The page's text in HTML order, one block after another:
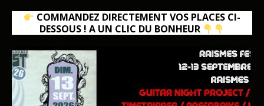
COMMANDEZ DIRECTEMENT VOS PLACES CI-
DESSOUS ! A UN CLIC DU BONHEUR